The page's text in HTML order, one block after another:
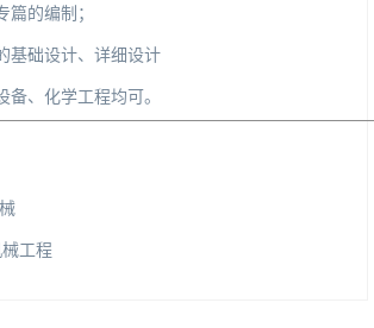
的编制；
基础设计、详细设计
、化学工程均可。
工程